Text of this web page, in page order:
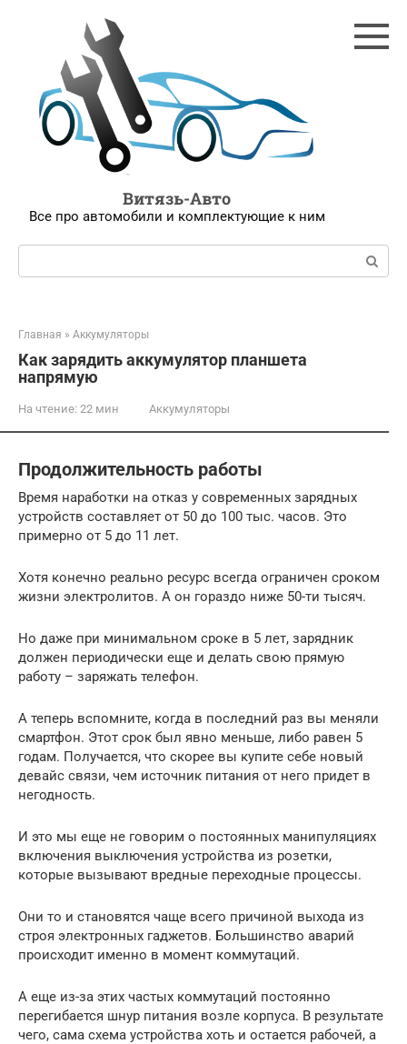
Витязь-Авто
Все про автомобили и комплектующие к ним
Поиск:
Главная » Аккумуляторы
Как зарядить аккумулятор планшета
напрямую
На чтение: 22 мин Аккумуляторы
Продолжительность работы
Время наработки на отказ у современных зарядных
устройств составляет от 50 до 100 тыс. часов. Это
примерно от 5 до 11 лет.
Хотя конечно реально ресурс всегда ограничен сроком
жизни электролитов. А он гораздо ниже 50-ти тысяч.
Но даже при минимальном сроке в 5 лет, зарядник
должен периодически еще и делать свою прямую
работу – заряжать телефон.
А теперь вспомните, когда в последний раз вы меняли
смартфон. Этот срок был явно меньше, либо равен 5
годам. Получается, что скорее вы купите себе новый
девайс связи, чем источник питания от него придет в
негодность.
И это мы еще не говорим о постоянных манипуляциях
включения выключения устройства из розетки,
которые вызывают вредные переходные процессы.
Они то и становятся чаще всего причиной выхода из
строя электронных гаджетов. Большинство аварий
происходит именно в момент коммутаций.
А еще из-за этих частых коммутаций постоянно
перегибается шнур питания возле корпуса. В результате
чего, сама схема устройства хоть и остается рабочей, а